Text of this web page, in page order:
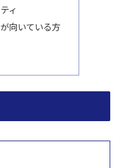
ィ
向いている方